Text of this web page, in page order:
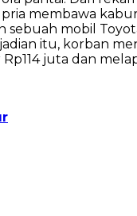
membawa
sebuah mobil
itu, korban
juta dan